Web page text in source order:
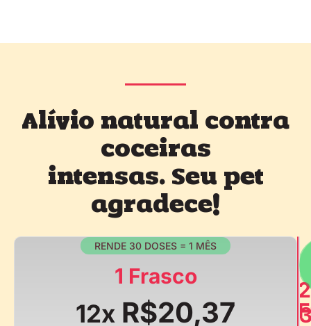
Alívio natural contra
coceiras
intensas. Seu pet
agradece!
RENDE 30 DOSES = 1 MÊS
1 Frasco
12x R$20,37
2